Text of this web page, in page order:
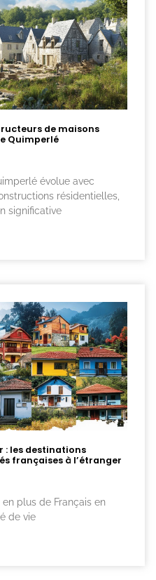
de maisons
Quimperlé
évolue avec
résidentielles,
significative
: les destinations
françaises à l’étranger
plus de Français en
de vie